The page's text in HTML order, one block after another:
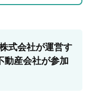
式会社が運営す
動産会社が参加